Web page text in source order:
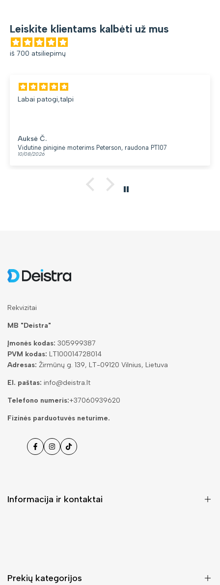
Leiskite klientams kalbėti už mus
iš 700 atsiliepimų
Labai patogi,talpi
Auksė Č.
Vidutinė piniginė moterims Peterson, raudona PT107
10/08/2026
Rekvizitai
MB "Deistra"
Įmonės kodas: 305999387
PVM kodas: LT100014728014
Adresas: Žirmūnų g. 139, LT-09120 Vilnius, Lietuva
El. paštas: info@deistra.lt
Telefono numeris:+37060939620
Fizinės parduotuvės neturime.
FacebookInstagramas
Tiktok
Informacija ir kontaktai
Prekių kategorijos